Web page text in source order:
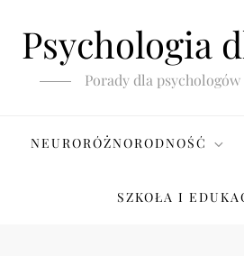
Psychologia
Porady dla
NEURORÓŻNORODNOŚĆ
SZKOŁA I